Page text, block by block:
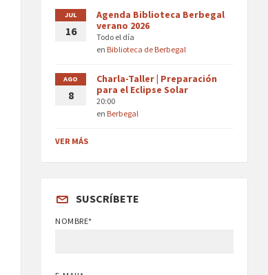
JUL
16
Agenda Biblioteca Berbegal
verano 2026
Todo el día
enBiblioteca de Berbegal
AGO
8
Charla-Taller | Preparación
para el Eclipse Solar
20:00
enBerbegal
VER MÁS
SUSCRÍBETE
NOMBRE*